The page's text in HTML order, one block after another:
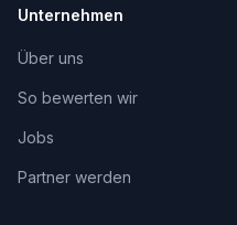
Unternehmen
Über uns
So bewerten wir
Jobs
Partner werden